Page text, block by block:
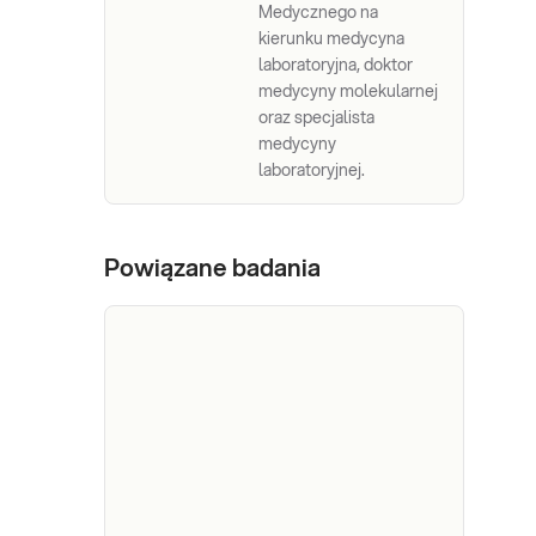
Medycznego na
kierunku medycyna
laboratoryjna, doktor
medycyny molekularnej
oraz specjalista
medycyny
laboratoryjnej.
Powiązane badania